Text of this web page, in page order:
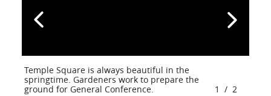
Temple Square is always beautiful in the
springtime. Gardeners work to prepare the
ground for General Conference.
1 / 2